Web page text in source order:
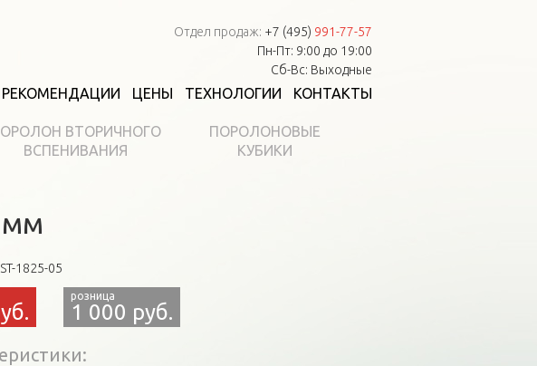
Отдел продаж: +7 (495) 991-77-57
Пн-Пт: 9:00 до 19:00
Сб-Вс: Выходные
РЕКОМЕНДАЦИИ ЦЕНЫ ТЕХНОЛОГИИ КОНТАКТЫ
ВТОРИЧНОГО
ВСПЕНИВАНИЯ
ПОРОЛОНОВЫЕ
КУБИКИ
мм
ST-1825-05
1 000 руб.